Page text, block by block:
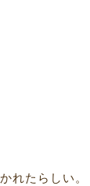
れたらしい。